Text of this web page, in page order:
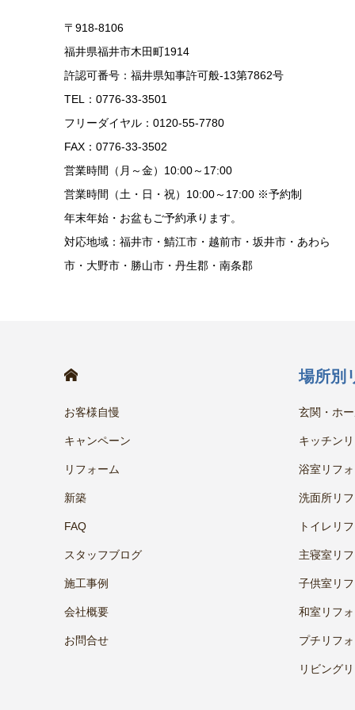
〒918-8106
福井県福井市木田町1914
許認可番号：福井県知事許可般-13第7862号
TEL：0776-33-3501
フリーダイヤル：0120-55-7780
FAX：0776-33-3502
営業時間（月～金）10:00～17:00
営業時間（土・日・祝）10:00～17:00 ※予約制
年末年始・お盆もご予約承ります。
対応地域：福井市・鯖江市・越前市・坂井市・あわら
市・大野市・勝山市・丹生郡・南条郡
お客様自慢
キャンペーン
リフォーム
新築
FAQ
スタッフブログ
施工事例
会社概要
お問合せ
場所別
玄関・ホ
キッチン
浴室リフ
洗面所リ
トイレリ
主寝室リ
子供室リ
和室リフ
プチリフ
リビング